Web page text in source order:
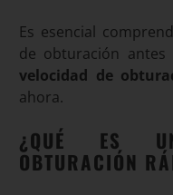
Es esencial
de obturación
velocidad de
ahora.
¿QUÉ ES
OBTURACIÓN